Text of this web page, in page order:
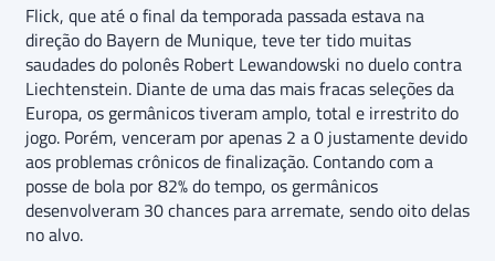
Flick, que até o final da temporada passada estava na
direção do Bayern de Munique, teve ter tido muitas
saudades do polonês Robert Lewandowski no duelo contra
Liechtenstein. Diante de uma das mais fracas seleções da
Europa, os germânicos tiveram amplo, total e irrestrito do
jogo. Porém, venceram por apenas 2 a 0 justamente devido
aos problemas crônicos de finalização. Contando com a
posse de bola por 82% do tempo, os germânicos
desenvolveram 30 chances para arremate, sendo oito delas
no alvo.